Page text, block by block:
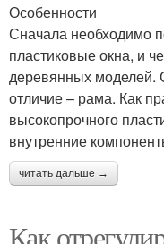
Особенности
Сначала необходимо
пластиковые окна, и
деревянных моделей.
отличие – рама. Как
высокопрочного
внутренние
читать дальше →